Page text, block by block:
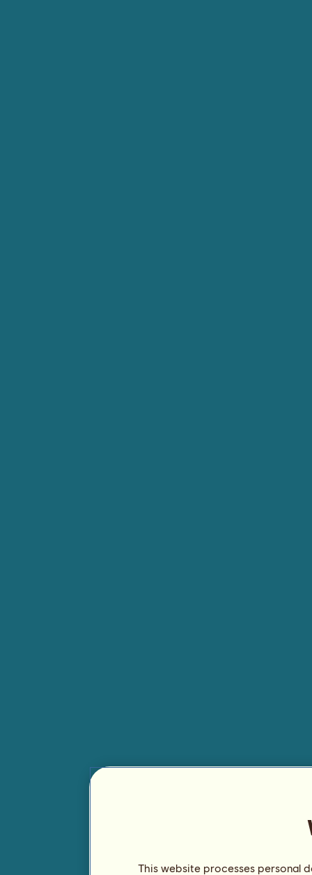
This website processes personal